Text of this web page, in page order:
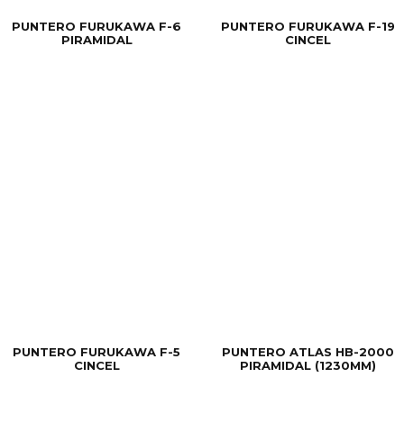
PUNTERO FURUKAWA F-6
PIRAMIDAL
PUNTERO FURUKAWA F-19
CINCEL
PUNTERO FURUKAWA F-5
CINCEL
PUNTERO ATLAS HB-2000
PIRAMIDAL (1230MM)